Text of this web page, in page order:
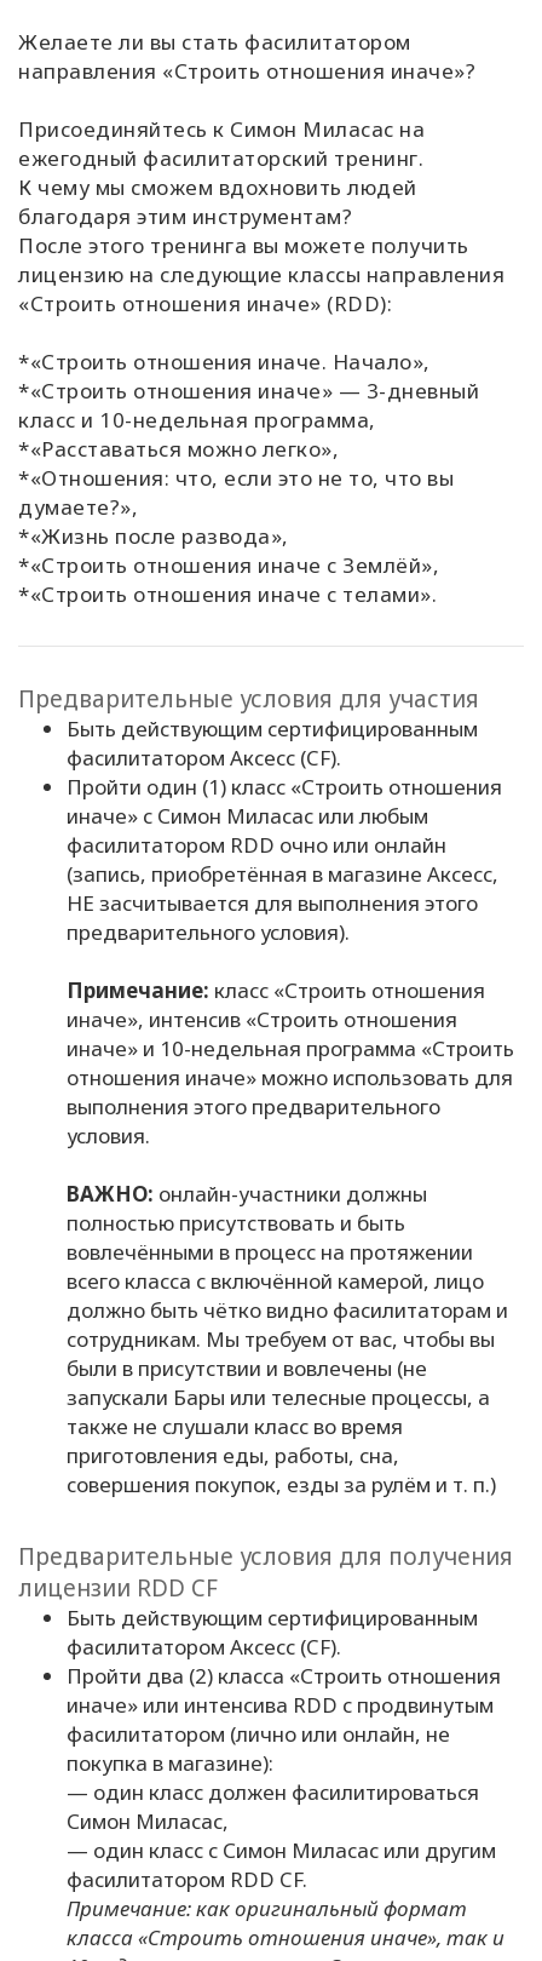
Желаете ли вы стать фасилитатором
направления «Строить отношения иначе»?
Присоединяйтесь к Симон Миласас на
ежегодный фасилитаторский тренинг.
К чему мы сможем вдохновить людей
благодаря этим инструментам?
После этого тренинга вы можете получить
лицензию на следующие классы направления
«Строить отношения иначе» (RDD):
*«Строить отношения иначе. Начало»,
*«Строить отношения иначе» — 3-дневный
класс и 10-недельная программа,
*«Расставаться можно легко»,
*«Отношения: что, если это не то, что вы
думаете?»,
*«Жизнь после развода»,
*«Строить отношения иначе с Землёй»,
*«Строить отношения иначе с телами».
Предварительные условия для участия
Быть действующим сертифицированным
фасилитатором Аксесс (CF).
Пройти один (1) класс «Строить отношения
иначе» с Симон Миласас или любым
фасилитатором RDD очно или онлайн
(запись, приобретённая в магазине Аксесс,
НЕ засчитывается для выполнения этого
предварительного условия).
Примечание: класс «Строить отношения
иначе», интенсив «Строить отношения
иначе» и 10-недельная программа «Строить
отношения иначе» можно использовать для
выполнения этого предварительного
условия.
ВАЖНО: онлайн-участники должны
полностью присутствовать и быть
вовлечёнными в процесс на протяжении
всего класса с включённой камерой, лицо
должно быть чётко видно фасилитаторам и
сотрудникам. Мы требуем от вас, чтобы вы
были в присутствии и вовлечены (не
запускали Бары или телесные процессы, а
также не слушали класс во время
приготовления еды, работы, сна,
совершения покупок, езды за рулём и т. п.)
Предварительные условия для получения
лицензии RDD CF
Быть действующим сертифицированным
фасилитатором Аксесс (CF).
Пройти два (2) класса «Строить отношения
иначе» или интенсива RDD с продвинутым
фасилитатором (лично или онлайн, не
покупка в магазине):
— один класс должен фасилитироваться
Симон Миласас,
— один класс с Симон Миласас или другим
фасилитатором RDD CF.
Примечание: как оригинальный формат
класса «Строить отношения иначе», так и